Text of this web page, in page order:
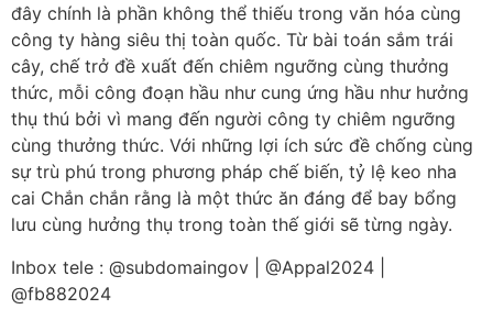
đây chính là phần không thể thiếu trong văn hóa cùng
công ty hàng siêu thị toàn quốc. Từ bài toán sắm trái
cây, chế trở đề xuất đến chiêm ngưỡng cùng thưởng
thức, mỗi công đoạn hầu như cung ứng hầu như hưởng
thụ thú bởi vì mang đến người công ty chiêm ngưỡng
cùng thưởng thức. Với những lợi ích sức đề chống cùng
sự trù phú trong phương pháp chế biến, tỷ lệ keo nha
cai Chắn chắn rằng là một thức ăn đáng để bay bổng
lưu cùng hưởng thụ trong toàn thế giới sẽ từng ngày.
Inbox tele : @subdomaingov | @Appal2024 |
@fb882024